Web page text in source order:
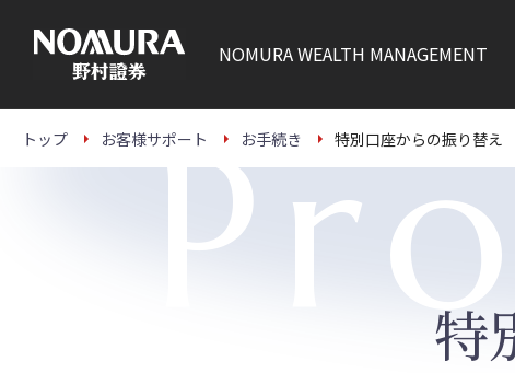
本
NOMURAWEALTH MANAGEMENT
トップ お客様サポート お手続き 特別口座からの振り替え
特